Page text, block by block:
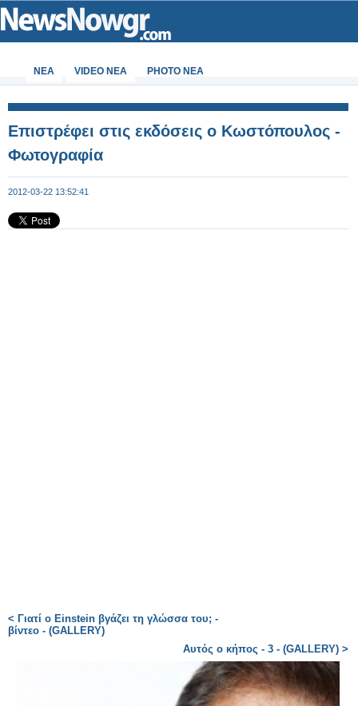
ΝΕΑ VIDEO NEA PHOTO NEA
Επιστρέφει στις εκδόσεις ο Κωστόπουλος -
Φωτογραφία
2012-03-22 13:52:41
< Γιατί ο Einstein βγάζει τη γλώσσα του; -
βίντεο - (GALLERY)
Αυτός ο κήπος - 3 - (GALLERY) >